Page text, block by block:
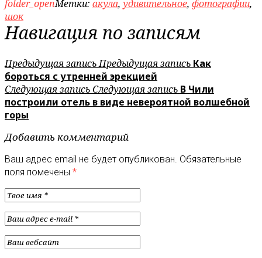
folder_openМетки: акула, удивительное, фотографии,
шок
Навигация по записям
Предыдущая записьПредыдущая запись Как
бороться с утренней эрекцией
Следующая запись Следующая запись В Чили
построили отель в виде невероятной волшебной
горы
Добавить комментарий
Ваш адрес email не будет опубликован. Обязательные
поля помечены *